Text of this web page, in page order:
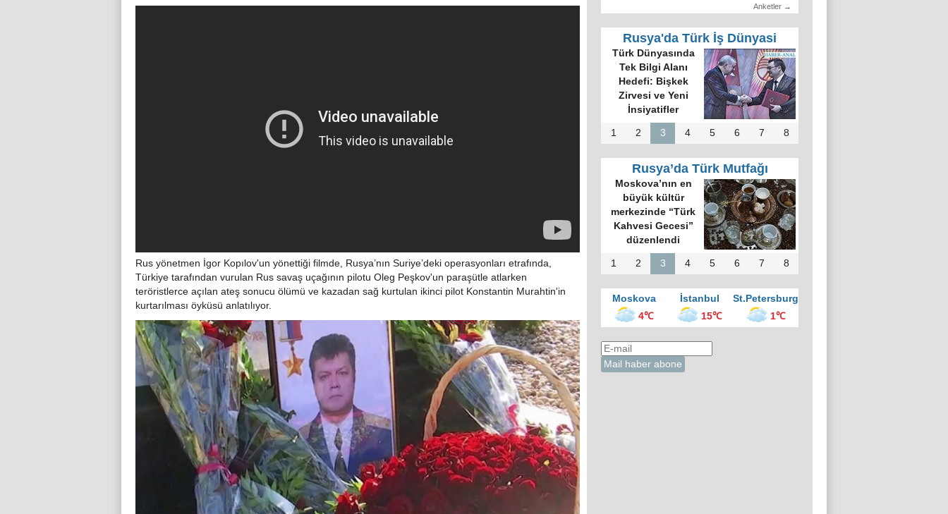
Rus yönetmen İgor Kopılov'un yönettiği filmde, Rusya’nın Suriye’deki operasyonları etrafında,
Türkiye tarafından vurulan Rus savaş uçağının pilotu Oleg Peşkov'un paraşütle atlarken
teröristlerce açılan ateş sonucu ölümü ve kazadan sağ kurtulan ikinci pilot Konstantin Murahtin'in
kurtarılması öyküsü anlatılıyor.
Anketler →
Rusya'da Türk İş Dünyasi
Türk Dünyasında
Tek Bilgi Alanı
Hedefi: Bişkek
Zirvesi ve Yeni
İnsiyatifler
1 2 3 4 5 6 7 8
Rusya’da Türk Mutfağı
Moskova’nın en
büyük kültür
merkezinde “Türk
Kahvesi Gecesi”
düzenlendi
1 2 3 4 5 6 7 8
Moskova İstanbul
St.Petersburg
4℃
15℃ 1℃